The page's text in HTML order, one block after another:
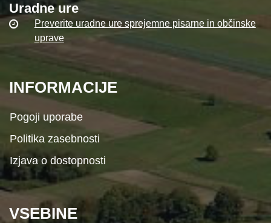
Uradne ure
Preverite uradne ure sprejemne pisarne in občinske
uprave
INFORMACIJE
Pogoji uporabe
Politika zasebnosti
Izjava o dostopnosti
VSEBINE